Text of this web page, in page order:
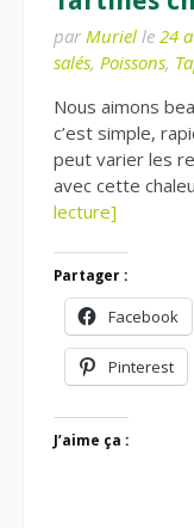
par Muriel le 24
salés, Poissons,
Nous aimons
c’est simple,
peut varier les
avec cette
lecture]
Partager :
Facebook
Pinterest
J’aime ça :